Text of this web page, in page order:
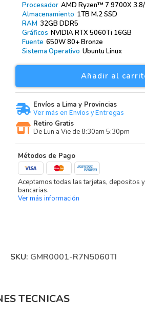
Procesador AMD Ryzen™ 7 9700X
Almacenamiento 1TB M.2 SSD
RAM 32GB DDR5
Gráficos NVIDIA RTX 5060Ti 16GB
Fuente 650W 80+ Bronze
Sistema Operativo Ubuntu Linux
Añadir al
Envíos a Lima y Provincias
Ver más en Envíos y Entregas
Retiro Gratis
De Lun a Vie de 8:30am 5:30pm
Métodos de Pago
Aceptamos todas las tarjetas, depositos
bancarias.
Ver más información
SKU: GMR0001-R7N5060TI
TECNICAS